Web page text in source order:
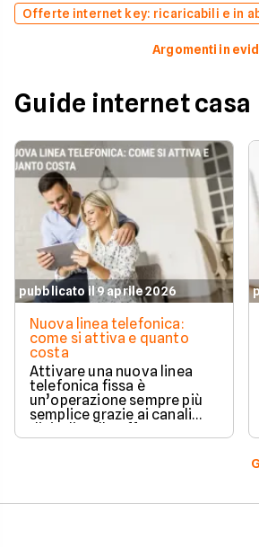
Offerte internet key: ricaricabili e in
Argomenti in
Guide internet casa
pubblicato il 9 aprile 2026
Nuova linea telefonica:
come si attiva e quanto
costa
Attivare una nuova linea
telefonica fissa è
un’operazione sempre più
semplice grazie ai canali
digitali e alle offerte
integrate con internet casa.